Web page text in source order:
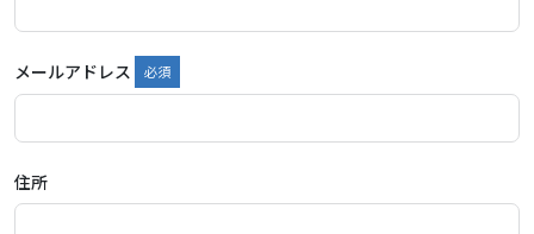
メールアドレス
住所